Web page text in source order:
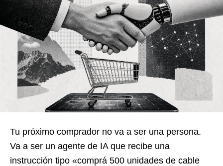
Tu próximo comprador no va a ser una persona.
Va a ser un agente de IA que recibe una
instrucción tipo «comprá 500 unidades de cable